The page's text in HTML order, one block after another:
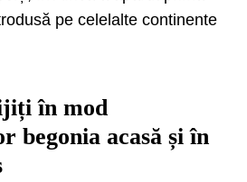
pe celelalte continente
în mod
begonia acasă și în